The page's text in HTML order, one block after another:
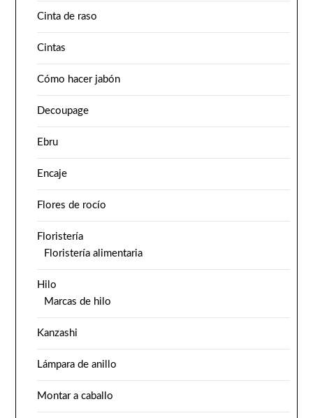
Cinta de raso
Cintas
Cómo hacer jabón
Decoupage
Ebru
Encaje
Flores de rocío
Floristería
Floristería alimentaria
Hilo
Marcas de hilo
Kanzashi
Lámpara de anillo
Montar a caballo